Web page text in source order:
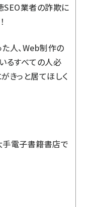
SEO業者の詐欺に
人、Web制作の
るすべての人必
きっと居てほしく
手電子書籍書店で